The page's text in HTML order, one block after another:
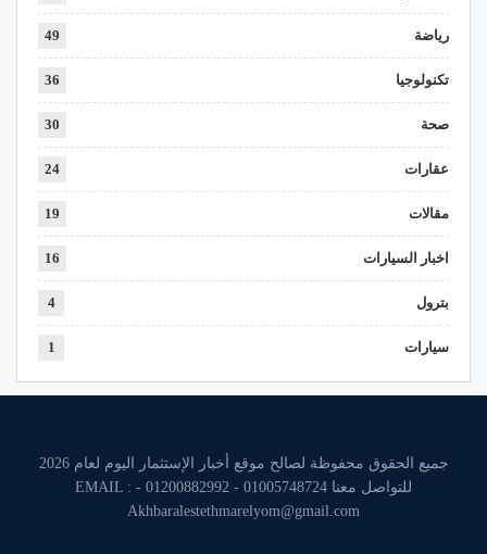
رياضة 49
تكنولوجيا 36
صحة 30
عقارات 24
مقالات 19
اخبار السيارات 16
بترول 4
سيارات 1
جميع الحقوق محفوظة لصالح موقع أخبار الإستثمار اليوم لعام 2026
للتواصل معنا 01005748724 - 01200882992 - EMAIL :
Akhbaralestethmarelyom@gmail.com